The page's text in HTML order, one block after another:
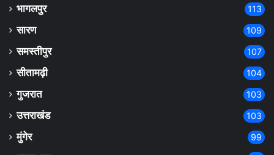
भागलपुर 113
सारण 109
समस्तीपुर 107
सीतामढ़ी 104
गुजरात 103
उत्तराखंड 103
मुंगेर 99